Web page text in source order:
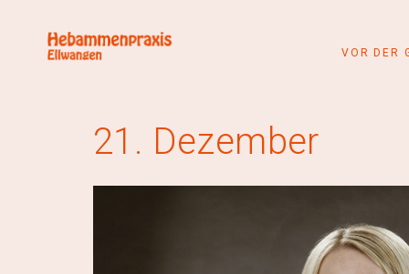
VOR DER
21. Dezember